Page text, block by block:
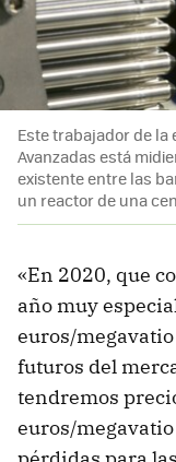
Este trabajador de la
Avanzadas está
existente entre las
un reactor de una
«En 2020, que
año muy
euros/
futuros del
tendremos
euros/